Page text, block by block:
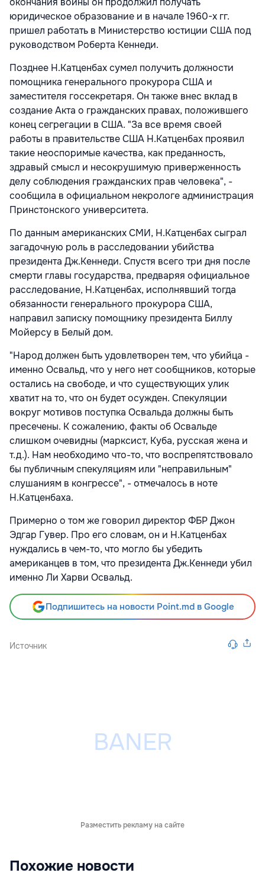
юридическое образование и в начале 1960-х гг.
пришел работать в Министерство юстиции США под
руководством Роберта Кеннеди.
Позднее Н.Катценбах сумел получить должности
помощника генерального прокурора США и
заместителя госсекретаря. Он также внес вклад в
создание Акта о гражданских правах, положившего
конец сегрегации в США. "За все время своей
работы в правительстве США Н.Катценбах проявил
такие неоспоримые качества, как преданность,
здравый смысл и несокрушимую приверженность
делу соблюдения гражданских прав человека", -
сообщила в официальном некрологе администрация
Принстонского университета.
По данным американских СМИ, Н.Катценбах сыграл
загадочную роль в расследовании убийства
президента Дж.Кеннеди. Спустя всего три дня после
смерти главы государства, предваряя официальное
расследование, Н.Катценбах, исполнявший тогда
обязанности генерального прокурора США,
направил записку помощнику президента Биллу
Мойерсу в Белый дом.
"Народ должен быть удовлетворен тем, что убийца -
именно Освальд, что у него нет сообщников, которые
остались на свободе, и что существующих улик
хватит на то, что он будет осужден. Спекуляции
вокруг мотивов поступка Освальда должны быть
пресечены. К сожалению, факты об Освальде
слишком очевидны (марксист, Куба, русская жена и
т.д.). Нам необходимо что-то, что воспрепятствовало
бы публичным спекуляциям или "неправильным"
слушаниям в конгрессе", - отмечалось в ноте
Н.Катценбаха.
Примерно о том же говорил директор ФБР Джон
Эдгар Гувер. Про его словам, он и Н.Катценбах
нуждались в чем-то, что могло бы убедить
американцев в том, что президента Дж.Кеннеди убил
именно Ли Харви Освальд.
Подпишитесь на новости Point.md в Google
Источник
Разместить рекламу на сайте
Похожие новости